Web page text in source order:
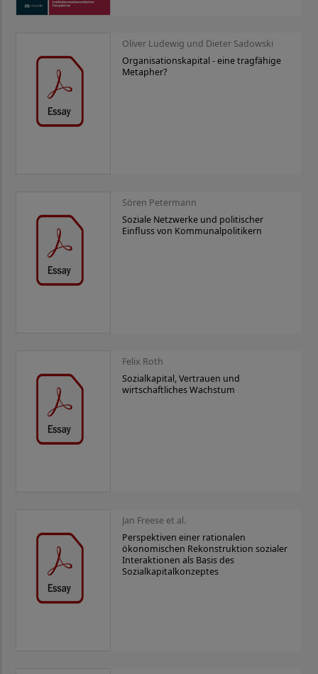
Oliver Ludewig und Dieter Sadowski
Organisationskapital - eine tragfähige
Metapher?
Sören Petermann
Soziale Netzwerke und politischer
Einfluss von Kommunalpolitikern
Felix Roth
Sozialkapital, Vertrauen und
wirtschaftliches Wachstum
Jan Freese et al.
Perspektiven einer rationalen
ökonomischen Rekonstruktion sozialer
Interaktionen als Basis des
Sozialkapitalkonzeptes